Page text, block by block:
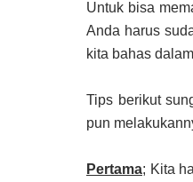
Untuk bisa
Anda harus
kita bahas
Tips berikut
pun
Pertama; Kita